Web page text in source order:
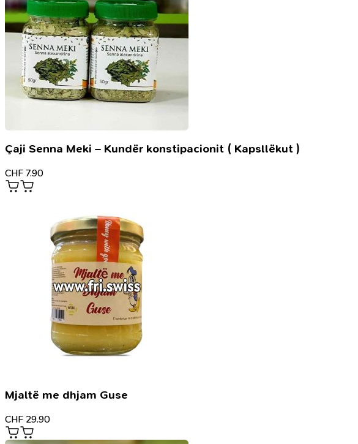
Çaji Senna Meki – Kundër konstipacionit ( Kapsllëkut )
CHF 7.90
Mjaltë me dhjam Guse
CHF 29.90